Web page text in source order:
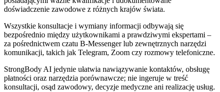
doświadczenie zawodowe z różnych krajów świata.
Wszystkie konsultacje i wymiany informacji odbywają się
bezpośrednio między użytkownikami a prawdziwymi ekspertami –
za pośrednictwem czatu B-Messenger lub zewnętrznych narzędzi
komunikacji, takich jak Telegram, Zoom czy rozmowy telefoniczne.
StrongBody AI jedynie ułatwia nawiązywanie kontaktów, obsługę
płatności oraz narzędzia porównawcze; nie ingeruje w treść
konsultacji, osąd zawodowy, decyzje medyczne ani realizację usług.